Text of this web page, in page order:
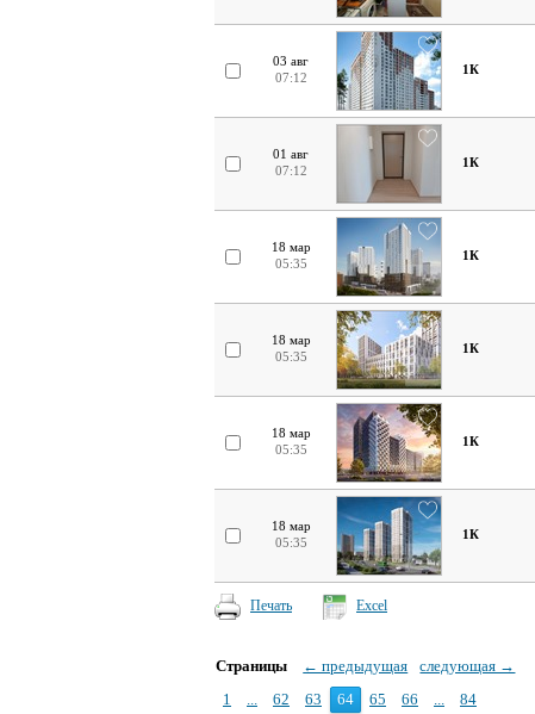
03 авг
07:12
1К
01 авг
07:12
1К
18 мар
05:35
1К
18 мар
05:35
1К
18 мар
05:35
1К
18 мар
05:35
1К
Печать Excel
Страницы ← предыдущая следующая →
1 ... 62 63 64 65 66 ... 84